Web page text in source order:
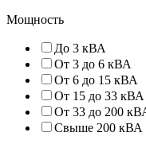
Мощность
До 3 кВА
От 3 до 6 кВА
От 6 до 15 кВА
От 15 до 33 кВА
От 33 до 200
Свыше 200 кВА